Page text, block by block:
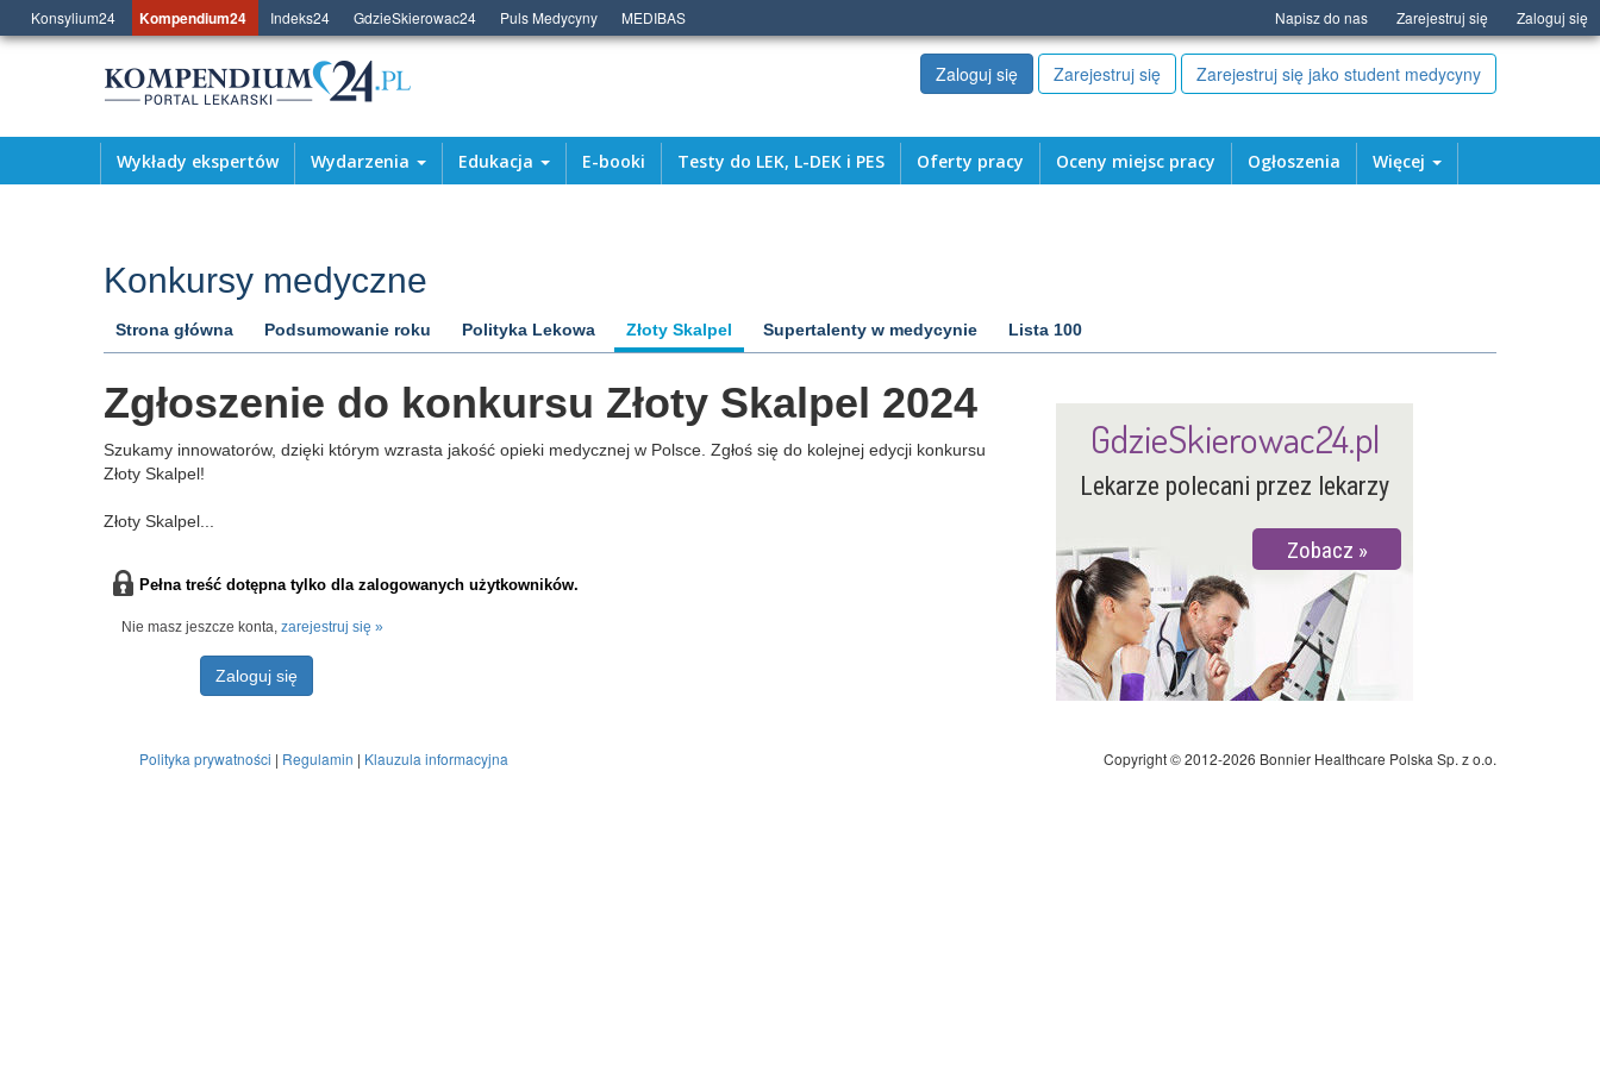
Konsylium24 Kompendium24 Indeks24 GdzieSkierowac24 Puls Medycyny MEDIBAS Napisz do nas Zarejestruj się Zaloguj się
Zaloguj się Zarejestruj się Zarejestruj się jako student medycyny
Wykłady ekspertów Wydarzenia Edukacja E-booki Testy do LEK, L-DEK i PES Oferty pracy Oceny miejsc pracy Ogłoszenia Więcej
Konkursy medyczne
Strona główna Podsumowanie roku Polityka Lekowa Złoty Skalpel Supertalenty w medycynie Lista 100
Zgłoszenie do konkursu Złoty Skalpel 2024
Szukamy innowatorów, dzięki którym wzrasta jakość opieki medycznej w Polsce. Zgłoś się do kolejnej edycji konkursu
Złoty Skalpel!
Złoty Skalpel...
Pełna treść dotępna tylko dla zalogowanych użytkowników.
Nie masz jeszcze konta, zarejestruj się »
Zaloguj się
Lekarze polecani przez lekarzy
Zobacz
GdzieSkierowac24.pl
Polityka prywatności | Regulamin | Klauzula informacyjna Copyright © 2012-2026 Bonnier Healthcare Polska Sp. z o.o.